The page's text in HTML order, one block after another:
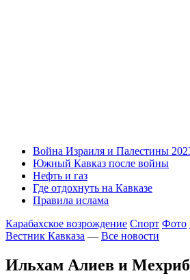
Война Израиля и Палестины
Южный Кавказ после войны
Нефть и газ
Где отдохнуть на Кавказе
Правила ислама
Карабахское возрождение Спорт Фото
Вестник Кавказа — Все новости
Ильхам Алиев и